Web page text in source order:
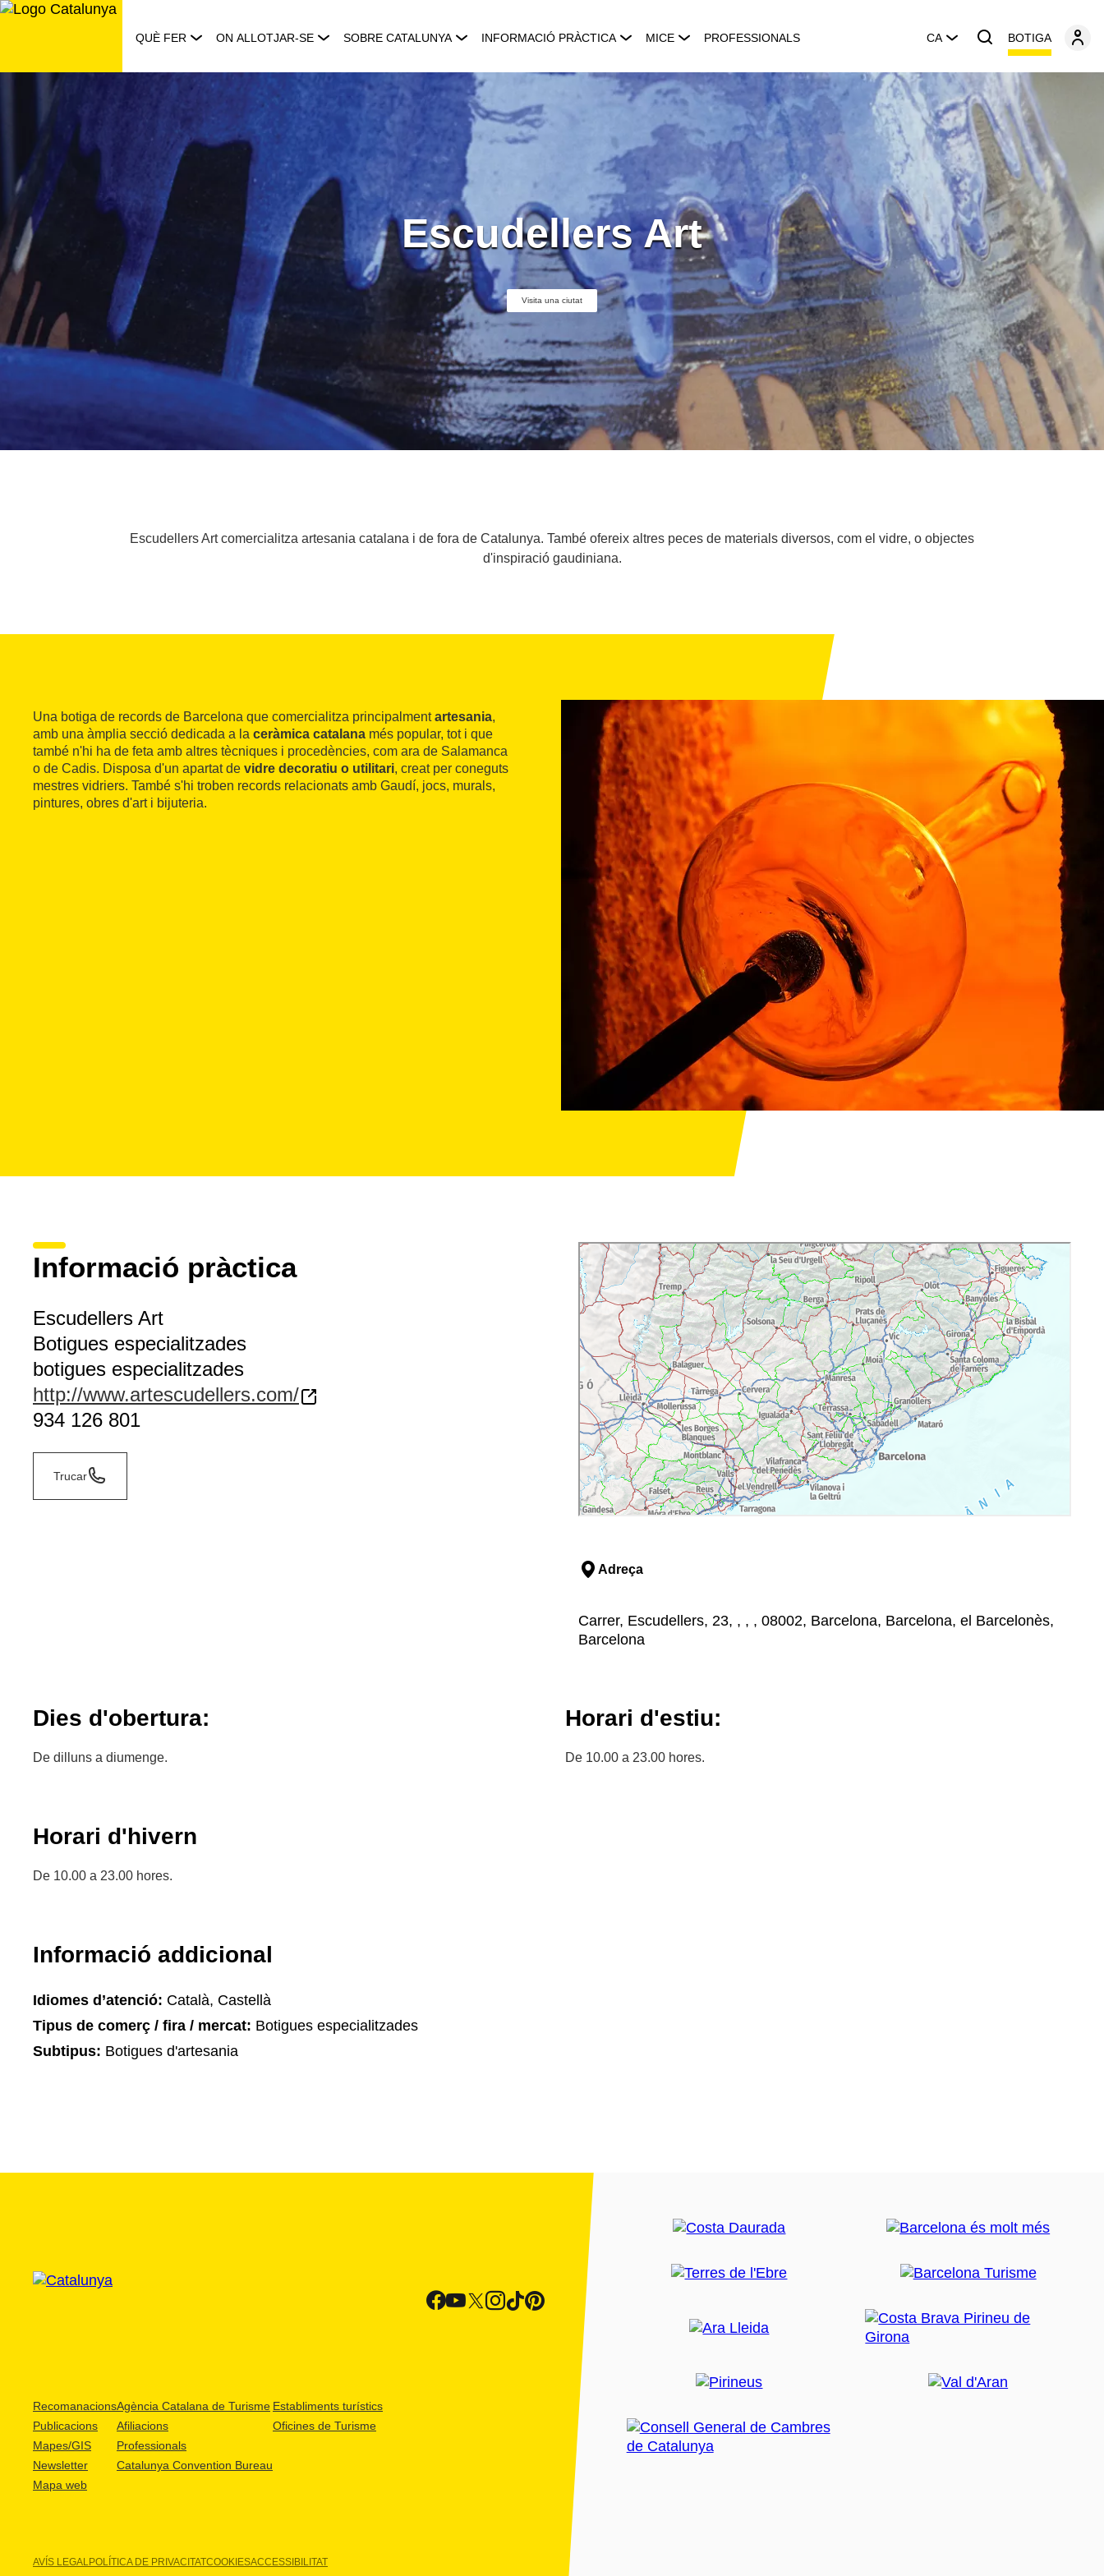
Saltar
QUÈ FER ON ALLOTJAR-SE SOBRE CATALUNYA INFORMACIÓ PRÀCTICA MICE PROFESSIONALS CA BOTIGA
Escudellers Art
Visita una ciutat
Escudellers Art comercialitza artesania catalana i de fora de Catalunya. També ofereix altres peces de materials diversos, com el vidre, o objectes
d'inspiració gaudiniana.
Una botiga de records de Barcelona que comercialitza principalmentartesania,
amb una àmplia secció dedicada a la ceràmica catalana més popular, tot i que
també n'hi ha de feta amb altres tècniques i procedències, com ara de Salamanca
o de Cadis. Disposa d'un apartat de vidre decoratiu o utilitari, creat per coneguts
mestres vidriers. També s'hi troben records relacionats amb Gaudí, jocs, murals,
pintures, obres d'art i bijuteria.
Informació pràctica
Escudellers Art
Botigues especialitzades
botigues especialitzades
http://www.artescudellers.com/
934 126 801
Trucar
Adreça
Carrer, Escudellers, 23, , , , 08002, Barcelona, Barcelona, el Barcelonès,
Barcelona
Dies d'obertura:
De dilluns a diumenge.
Horari d'estiu:
De 10.00 a 23.00 hores.
Horari d'hivern
De 10.00 a 23.00 hores.
Informació addicional
Idiomes d’atenció: Català, Castellà
Tipus de comerç / fira / mercat: Botigues especialitzades
Subtipus: Botigues d'artesania
Recomanacions
Publicacions
Mapes/GIS
Newsletter
Mapa web
Agència Catalana de Turisme
Afiliacions
Professionals
Catalunya Convention Bureau
Establiments turístics
Oficines de Turisme
AVÍS LEGALPOLÍTICA DE PRIVACITATCOOKIESACCESSIBILITAT